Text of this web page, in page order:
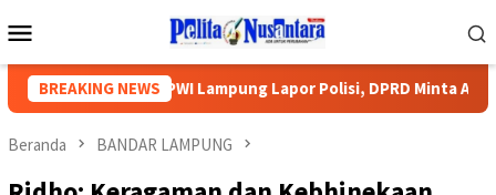
ke
Mobile
BREAKING NEWS
Pengurus PWI Lampung Lapor Polisi, DPRD Minta Aparat
Beranda BANDAR LAMPUNG